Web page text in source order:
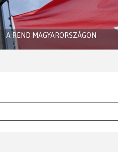
A REND MAGYARORSZÁGON